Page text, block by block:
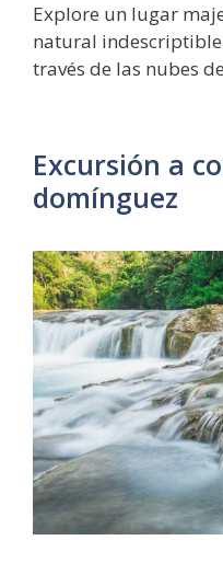
Explore un lugar
natural indescriptible
través de las nubes
Excursión a
domínguez